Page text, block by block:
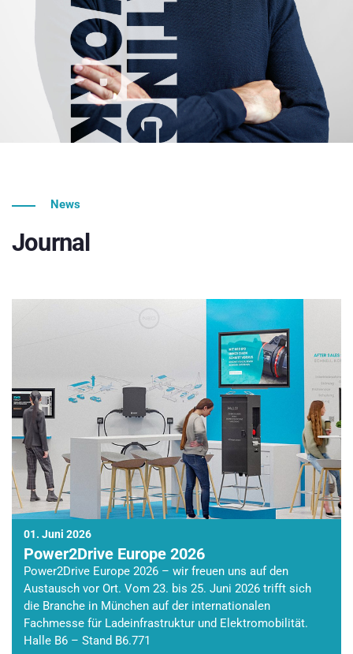
News
Journal
01. Juni 2026
Power2Drive Europe 2026
Power2Drive Europe 2026 – wir freuen uns auf den
Austausch vor Ort. Vom 23. bis 25. Juni 2026 trifft sich
die Branche in München auf der internationalen
Fachmesse für Ladeinfrastruktur und Elektromobilität.
Halle B6 – Stand B6.771